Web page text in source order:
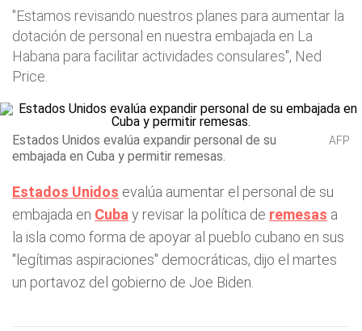
"Estamos revisando nuestros planes para aumentar la
dotación de personal en nuestra embajada en La
Habana para facilitar actividades consulares", Ned
Price.
Estados Unidos evalúa expandir personal de su
embajada en Cuba y permitir remesas.
AFP
Estados Unidos evalúa aumentar el personal de su
embajada en Cuba y revisar la política de remesas a
la isla como forma de apoyar al pueblo cubano en sus
"legítimas aspiraciones" democráticas, dijo el martes
un portavoz del gobierno de Joe Biden.